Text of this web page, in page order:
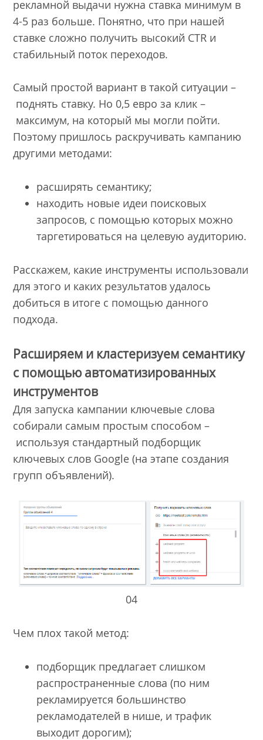
рекламной выдачи нужна ставка минимум в
4-5 раз больше. Понятно, что при нашей
ставке сложно получить высокий CTR и
стабильный поток переходов.
Самый простой вариант в такой ситуации –
поднять ставку. Но 0,5 евро за клик –
максимум, на который мы могли пойти.
Поэтому пришлось раскручивать кампанию
другими методами:
расширять семантику;
находить новые идеи поисковых
запросов, с помощью которых можно
таргетироваться на целевую аудиторию.
Расскажем, какие инструменты использовали
для этого и каких результатов удалось
добиться в итоге с помощью данного
подхода.
Расширяем и кластеризуем семантику
с помощью автоматизированных
инструментов
Для запуска кампании ключевые слова
собирали самым простым способом –
используя стандартный подборщик
ключевых слов Google (на этапе создания
групп объявлений).
04
Чем плох такой метод:
подборщик предлагает слишком
распространенные слова (по ним
рекламируется большинство
рекламодателей в нише, и трафик
выходит дорогим);